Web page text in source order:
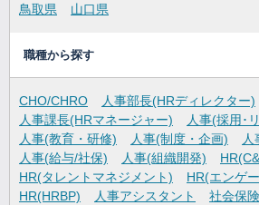
鳥取県
山口県
職種から探す
CHO/CHRO
人事部長(HRディレクター)
人事課長(HRマネージャー)
人事(採用･
人事(教育・研修)
人事(制度・企画)
人
人事(給与/社保)
人事(組織開発)
HR(タレントマネジメント)
HR(エンゲ
HR(HRBP)
人事アシスタント
社会保